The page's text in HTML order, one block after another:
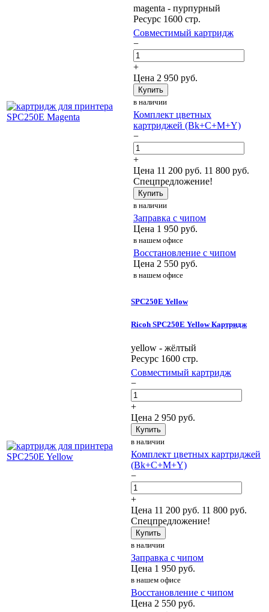
magenta - пурпурный
Ресурс 1600 стр.
Совместимый картридж
−
+
Цена 2 950 руб.
Купить
в наличии
Комплект цветных
картриджей (Bk+C+M+Y)
−
+
Цена 11 200 руб. 11 800 руб.
Спецпредложение!
Купить
в наличии
Заправка с чипом
Цена 1 950 руб.
в нашем офисе
Восстановление с чипом
Цена 2 550 руб.
в нашем офисе
SPC250E Yellow
Ricoh SPC250E Yellow Картридж
yellow - жёлтый
Ресурс 1600 стр.
Совместимый картридж
−
+
Цена 2 950 руб.
Купить
в наличии
Комплект цветных картриджей
(Bk+C+M+Y)
−
+
Цена 11 200 руб. 11 800 руб.
Спецпредложение!
Купить
в наличии
Заправка с чипом
Цена 1 950 руб.
в нашем офисе
Восстановление с чипом
Цена 2 550 руб.